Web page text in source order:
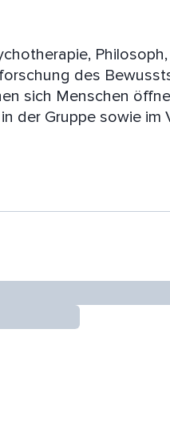
des
sich Menschen
der Gruppe sowie im
ihr Potential